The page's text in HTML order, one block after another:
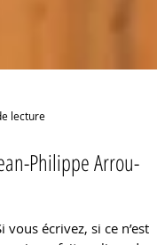
lecture
Philippe Arrou-